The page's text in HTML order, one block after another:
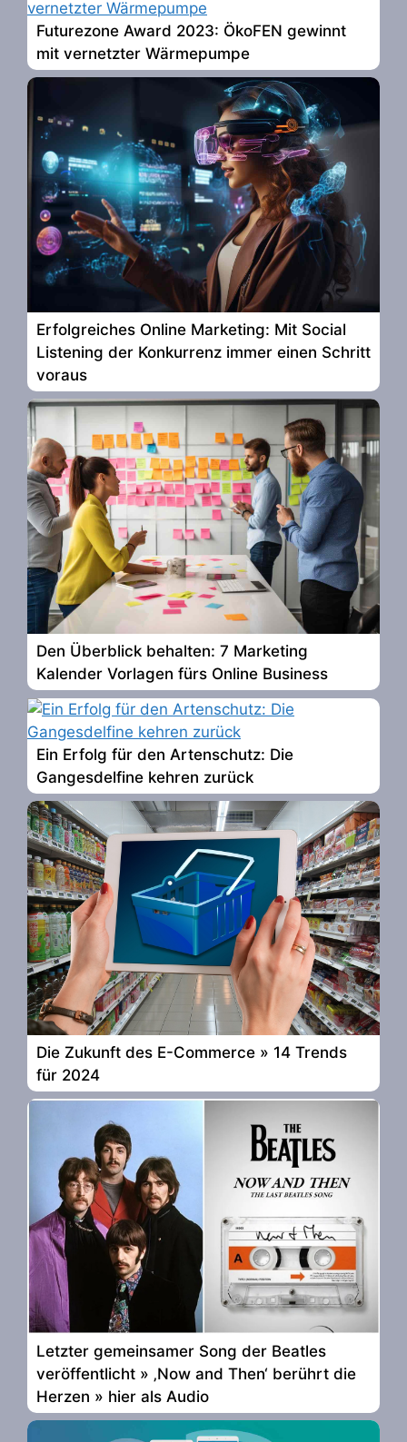
Futurezone Award 2023: ÖkoFEN gewinnt
mit vernetzter Wärmepumpe
Erfolgreiches Online Marketing: Mit Social
Listening der Konkurrenz immer einen Schritt
voraus
Den Überblick behalten: 7 Marketing
Kalender Vorlagen fürs Online Business
Ein Erfolg für den Artenschutz: Die
Gangesdelfine kehren zurück
Die Zukunft des E-Commerce » 14 Trends
für 2024
Letzter gemeinsamer Song der Beatles
veröffentlicht » ‚Now and Then‘ berührt die
Herzen » hier als Audio